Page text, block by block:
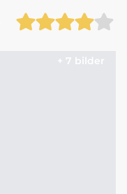
+ 7 bilder